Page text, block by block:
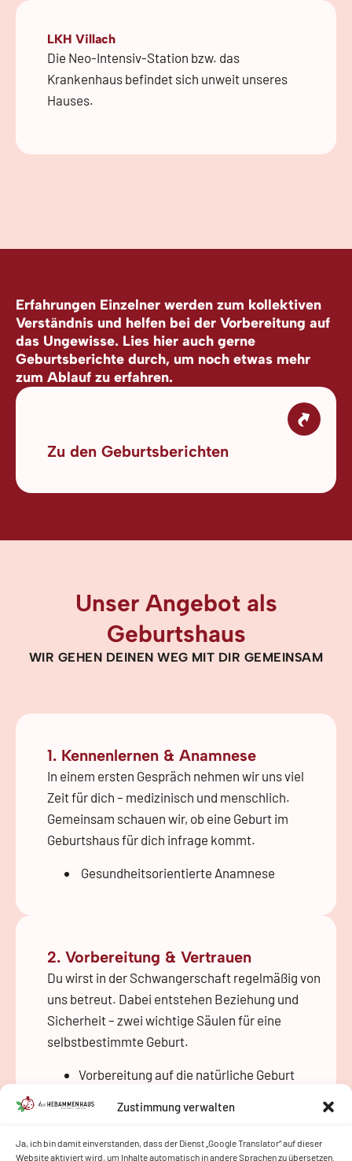
Zustimmung verwalten
Ja, ich bin damit einverstanden, dass der Dienst „Google Translator“ auf dieser
Website aktiviert wird, um Inhalte automatisch in andere Sprachen zu übersetzen.
LKH Villach
Die Neo-Intensiv-Station bzw. das
Krankenhaus befindet sich unweit unseres
Hauses.
Erfahrungen Einzelner werden zum kollektiven
Verständnis und helfen bei der Vorbereitung auf
das Ungewisse. Lies hier auch gerne
Geburtsberichte durch, um noch etwas mehr
zum Ablauf zu erfahren.
Zu den Geburtsberichten
Unser Angebot als
Geburtshaus
WIR GEHEN DEINEN WEG MIT DIR GEMEINSAM
1. Kennenlernen & Anamnese
In einem ersten Gespräch nehmen wir uns viel
Zeit für dich – medizinisch und menschlich.
Gemeinsam schauen wir, ob eine Geburt im
Geburtshaus für dich infrage kommt.
Gesundheitsorientierte Anamnese
2. Vorbereitung & Vertrauen
Du wirst in der Schwangerschaft regelmäßig von
uns betreut. Dabei entstehen Beziehung und
Sicherheit – zwei wichtige Säulen für eine
selbstbestimmte Geburt.
Vorbereitung auf die natürliche Geburt
Bedenken
Ressourcenorientierung